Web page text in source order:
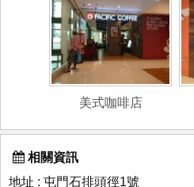
美式咖啡店
相關資訊
地址 : 屯門石排頭徑1號